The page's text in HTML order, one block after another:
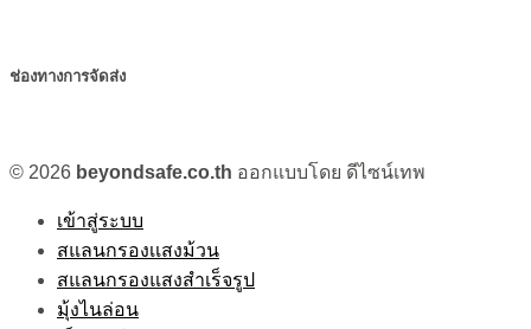
ช่องทางการจัดส่ง
© 2026 beyondsafe.co.th ออกแบบโดย ดีไซน์เทพ
เข้าสู่ระบบ
สแลนกรองเเสงม้วน
สแลนกรองแสงสำเร็จรูป
มุ้งไนล่อน